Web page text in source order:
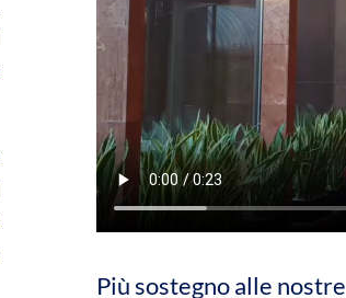
Più sostegno alle nostre